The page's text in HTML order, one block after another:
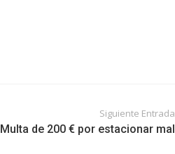
Siguiente Entrada
Multa de 200 € por estacionar mal